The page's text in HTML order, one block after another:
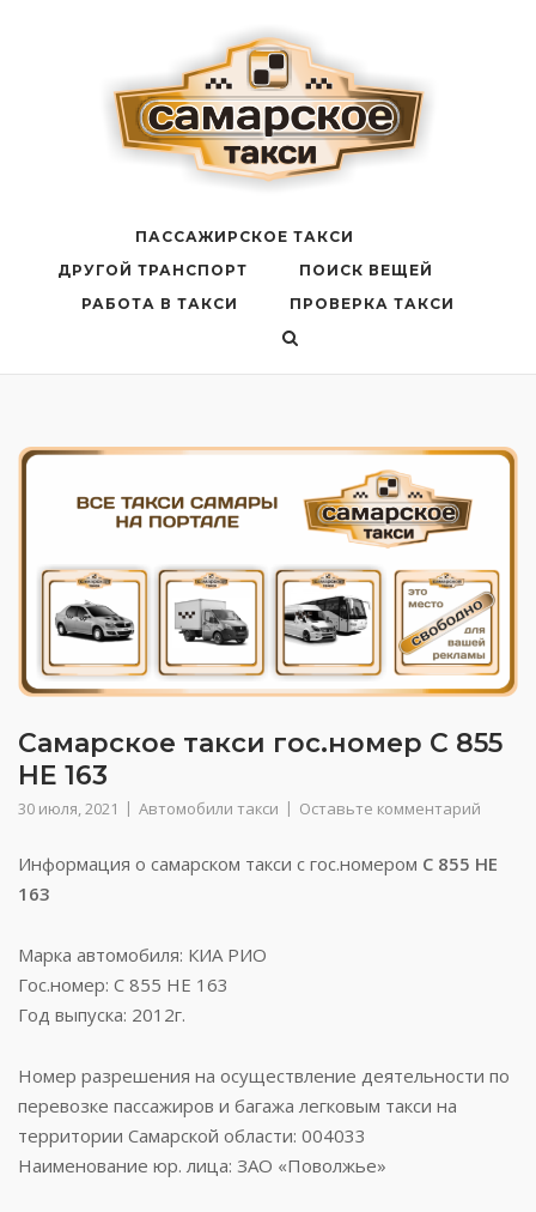
ПАССАЖИРСКОЕ ТАКСИ
ДРУГОЙ ТРАНСПОРТ
ПОИСК ВЕЩЕЙ
РАБОТА В ТАКСИ
ПРОВЕРКА ТАКСИ
Самарское такси гос.номер С 855
НЕ 163
30 июля, 2021 Автомобили такси Оставьте комментарий
Информация о самарском такси с гос.номером С 855 НЕ
163
Марка автомобиля: КИА РИО
Гос.номер: С 855 НЕ 163
Год выпуска: 2012г.
Номер разрешения на осуществление деятельности по
перевозке пассажиров и багажа легковым такси на
территории Самарской области: 004033
Наименование юр. лица: ЗАО «Поволжье»